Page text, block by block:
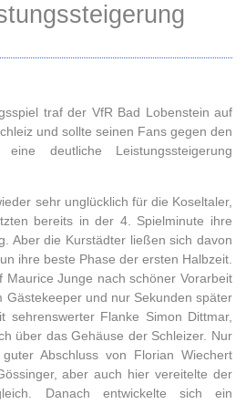
traf der VfR Bad Lobenstein auf
und sollte seinen Fans gegen den
eine deutliche Leistungssteigerung
sehr unglücklich für die Koseltaler,
bereits in der 4. Spielminute ihre
Aber die Kurstädter ließen sich davon
ihre beste Phase der ersten Halbzeit.
Maurice Junge nach schöner Vorarbeit
Gästekeeper und nur Sekunden später
sehrenswerter Flanke Simon Dittmar,
über das Gehäuse der Schleizer. Nur
Abschluss von Florian Wiechert
aber auch hier vereitelte der
Danach entwickelte sich ein